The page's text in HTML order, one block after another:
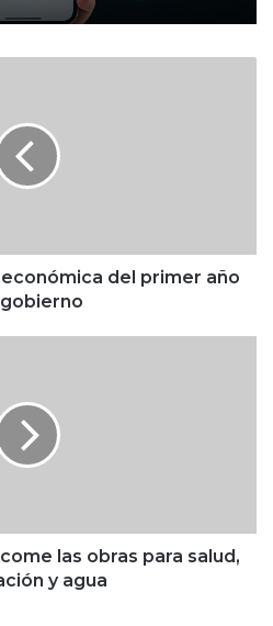
del primer año
las obras para salud,
y agua